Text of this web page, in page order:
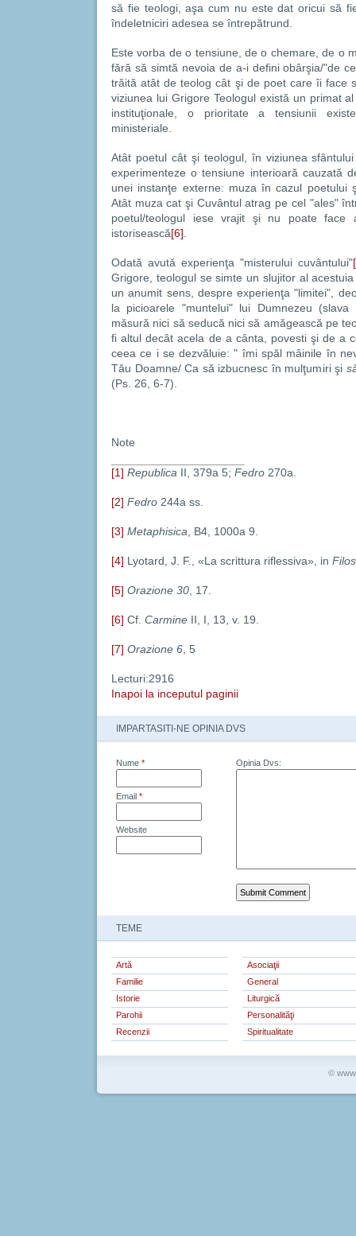
să fie teologi, aşa cum nu este dat oricui să
îndeletniciri adesea se întrepătrund.
Este vorba de o tensiune, de o chemare, de o
fără să simtă nevoia de a-i defini obârşia/"de
trăită atât de teolog cât şi de poet care îi face
viziunea lui Grigore Teologul există un primat
instituţionale, o prioritate a tensiunii
ministeriale.
Atât poetul cât şi teologul, în viziunea
experimenteze o tensiune interioară cauzată
unei instanţe externe: muza în cazul poetului
Atât muza cat şi Cuvântul atrag pe cel "ales"
poetul/teologul iese vrajit şi nu poate face
istorisească[6]
Odată avută experienţa "misterului cuvântului"
Grigore, teologul se simte un slujitor al
un anumit sens, despre experienţa "limitei",
la picioarele "muntelui" lui Dumnezeu
măsură nici să seducă nici să amăgească pe
fi altul decât acela de a cânta, povesti şi de a
ceea ce i se dezvăluie: " îmi spăl mâinile în
Tău Doamne/ Ca să izbucnesc în mulţumiri şi
(Ps. 26, 6-7).
Note
[1] Republica II, 379a 5; Fedro 270a.
[2] Fedro 244a ss.
[3] Metaphisica , B4, 1000a 9.
[4] Lyotard, J. F., «La scrittura riflessiva», in
[5] Orazione 30 , 17.
[6] Cf. Carmine II, I, 13, v. 19.
[7] Orazione 6 , 5
Lecturi:2916
Inapoi la inceputul paginii
IMPARTASITI-NE OPINIA DVS
Nume *
Email *
Website
Opinia Dvs:
TEME
Artă
Asociaţii
Familie
General
Istorie
Liturgică
Parohii
Personalităţi
Recenzii
Spiritualitate
©